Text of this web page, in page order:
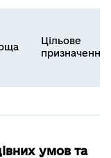
Цільове
призначення
умов та